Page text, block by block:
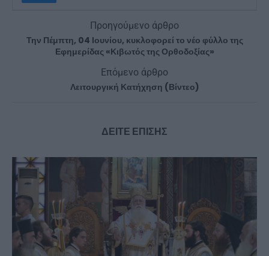
Προηγούμενο άρθρο
Την Πέμπτη, 04 Ιουνίου, κυκλοφορεί το νέο φύλλο της
Εφημερίδας «Κιβωτός της Ορθοδοξίας»
Επόμενο άρθρο
Λειτουργική Κατήχηση (Βίντεο)
ΔΕΙΤΕ ΕΠΙΣΗΣ